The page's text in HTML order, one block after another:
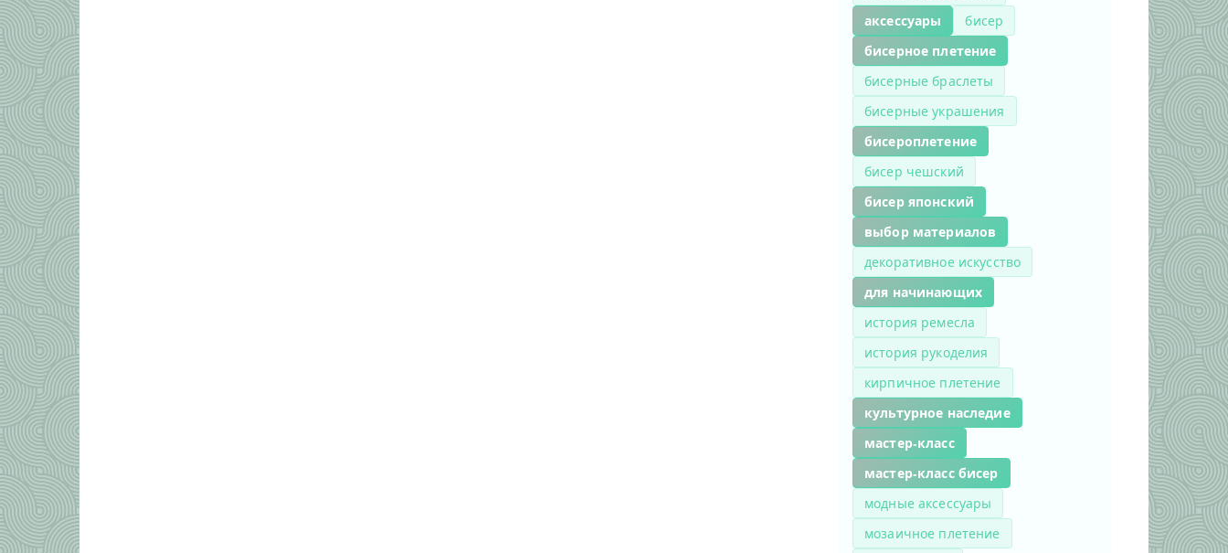
аксессуары бисер
бисерное плетение
бисерные браслеты
бисерные украшения
бисероплетение
бисер чешский
бисер японский
выбор материалов
декоративное искусство
для начинающих
история ремесла
история рукоделия
кирпичное плетение
культурное наследие
мастер-класс
мастер-класс бисер
модные аксессуары
мозаичное плетение